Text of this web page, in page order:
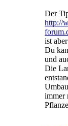
Der
http://
ist
Du
und
Die
immer